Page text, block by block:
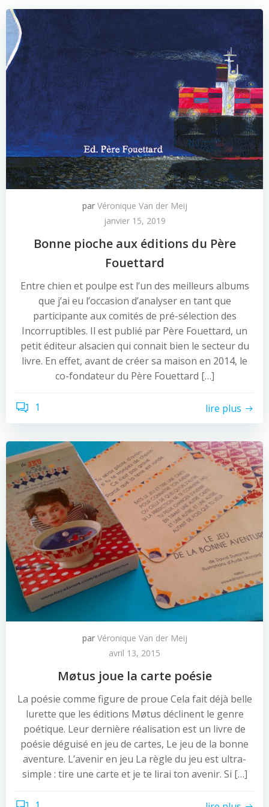
par Véronique Van der Meij
janvier 15, 2019
Bonne pioche aux éditions du Père
Fouettard
Entre chien et poulpe est l’un des meilleurs albums
que j’ai eu l’occasion d’analyser en tant que
participante aux comités de pré-sélection des
Incorruptibles. Il est publié par Père Fouettard, un
petit éditeur alsacien qui connait bien le secteur du
livre. En effet, avant de créer sa maison en 2014, le
co-fondateur du Père Fouettard […]
1 lire plus
par Véronique Van der Meij
avril 13, 2015
Møtus joue la carte poésie
La poésie comme figure de proue Cela fait déjà belle
lurette que les éditions Møtus déclinent le genre
poétique. Leur dernière réalisation est un livre de
poésie déguisé en jeu de cartes, Le jeu de la bonne
aventure. L’avenir en jeu La règle du jeu est ultra-
simple : tire une carte et je te lirai ton avenir. Si […]